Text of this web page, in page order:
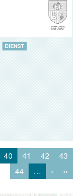
DIENST
40 41 42
43
44
… › ››